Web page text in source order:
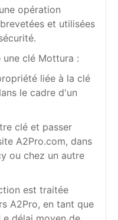
opération
et utilisées
clé Mottura :
liée à la clé
le cadre d'un
clé et passer
A2Pro.com, dans
ou chez un autre
est traitée
A2Pro, en tant que